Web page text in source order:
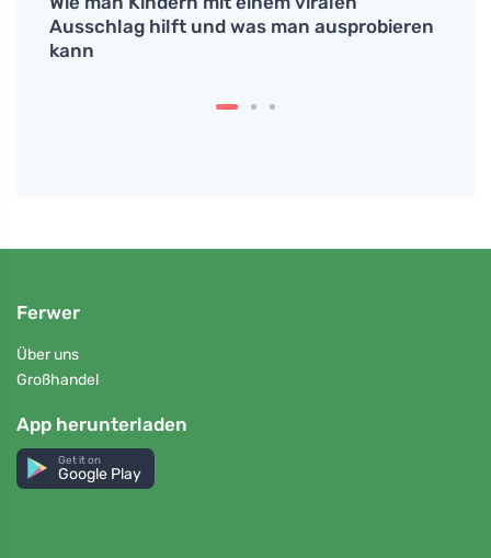
Ausschlag hilft und was man ausprobieren
kann
Ferwer
Über uns
Großhandel
App herunterladen
Get it on
Google Play